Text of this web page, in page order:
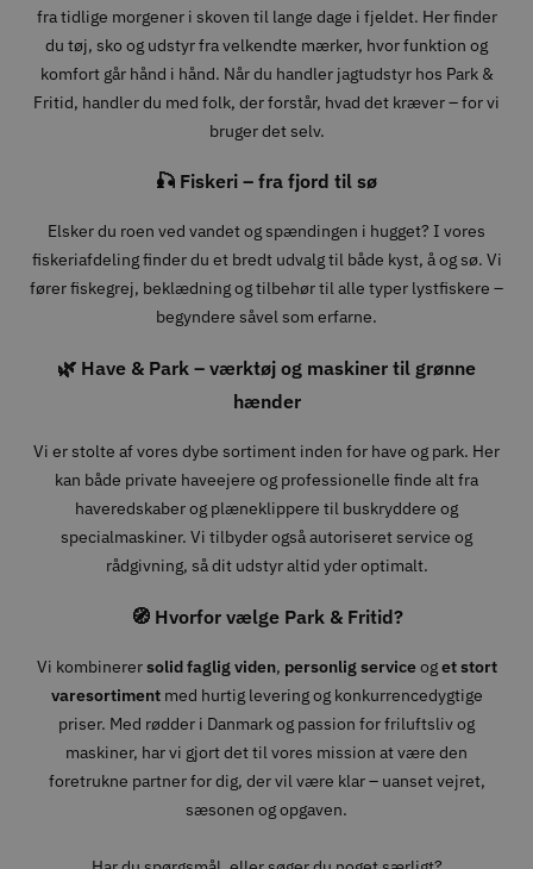
fra tidlige morgener i skoven til lange dage i fjeldet. Her finder
du tøj, sko og udstyr fra velkendte mærker, hvor funktion og
komfort går hånd i hånd. Når du handler jagtudstyr hos Park &
Fritid, handler du med folk, der forstår, hvad det kræver – for vi
bruger det selv.
🎣 Fiskeri – fra fjord til sø
Elsker du roen ved vandet og spændingen i hugget? I vores
fiskeriafdeling finder du et bredt udvalg til både kyst, å og sø. Vi
fører fiskegrej, beklædning og tilbehør til alle typer lystfiskere –
begyndere såvel som erfarne.
🌿 Have & Park – værktøj og maskiner til grønne
hænder
Vi er stolte af vores dybe sortiment inden for have og park. Her
kan både private haveejere og professionelle finde alt fra
haveredskaber og plæneklippere til buskryddere og
specialmaskiner. Vi tilbyder også autoriseret service og
rådgivning, så dit udstyr altid yder optimalt.
🧭 Hvorfor vælge Park & Fritid?
Vi kombinerersolid faglig viden, personlig serviceoget stort
varesortimentmed hurtig levering og konkurrencedygtige
priser. Med rødder i Danmark og passion for friluftsliv og
maskiner, har vi gjort det til vores mission at være den
foretrukne partner for dig, der vil være klar – uanset vejret,
sæsonen og opgaven.